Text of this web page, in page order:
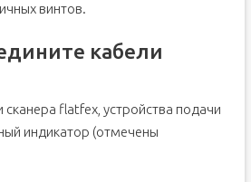
винтов.
кабели
flatfex, устройства подачи
индикатор (отмечены